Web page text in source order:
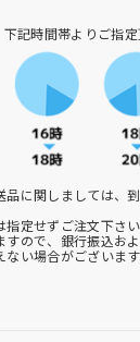
記時間帯よりご指定
に関しましては、
定せずご注文下さい
ので、銀行振込お
い場合がございます